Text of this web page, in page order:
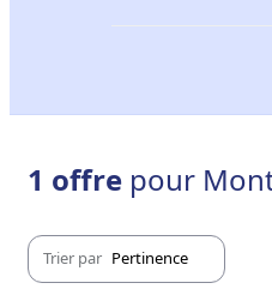
1 offre pour
Trier par Pertinence